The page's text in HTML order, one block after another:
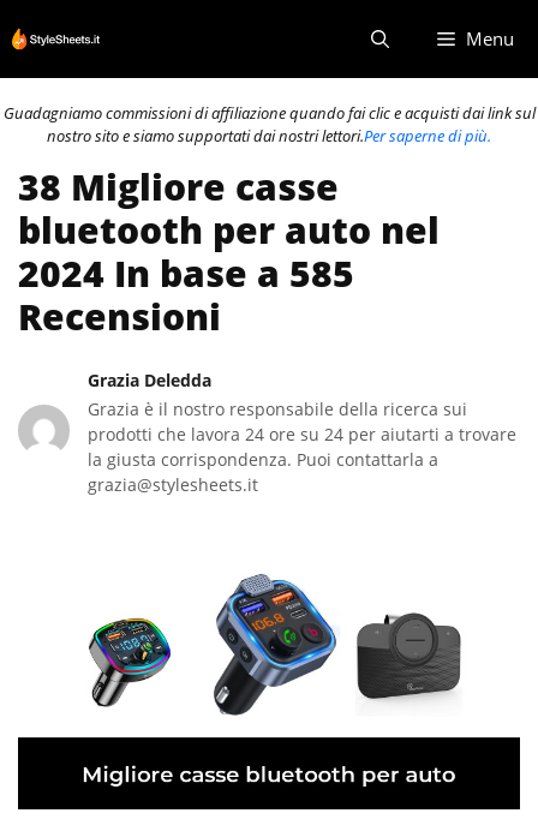
al
contenuto
Menu
Guadagniamo commissioni di affiliazione quando fai clic e acquisti dai link sul
nostro sito e siamo supportati dai nostri lettori.Per saperne di più.
38 Migliore casse
bluetooth per auto nel
2024 In base a 585
Recensioni
Grazia Deledda
Grazia è il nostro responsabile della ricerca sui
prodotti che lavora 24 ore su 24 per aiutarti a trovare
la giusta corrispondenza. Puoi contattarla a
grazia@stylesheets.it